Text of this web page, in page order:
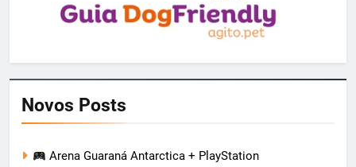
Novos Posts
Arena Guaraná Antarctica + PlayStation